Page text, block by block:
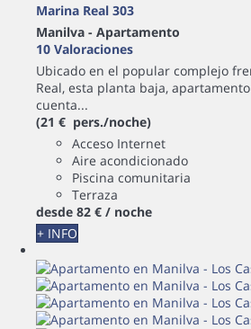
Marina Real 303
Manilva - Apartamento
10 Valoraciones
Ubicado en el popular complejo
Real, esta planta baja,
cuenta...
(21 € pers./noche)
Acceso Internet
Aire acondicionado
Piscina comunitaria
Terraza
desde 82 € / noche
+ INFO